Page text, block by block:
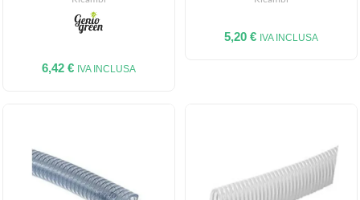
6,42 € IVA INCLUSA
5,20 € IVA INCLUSA